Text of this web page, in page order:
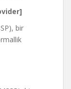
bir